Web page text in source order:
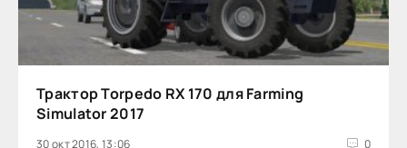
Трактор Torpedo RX 170 для Farming
Simulator 2017
30 окт 2016, 13:06 0